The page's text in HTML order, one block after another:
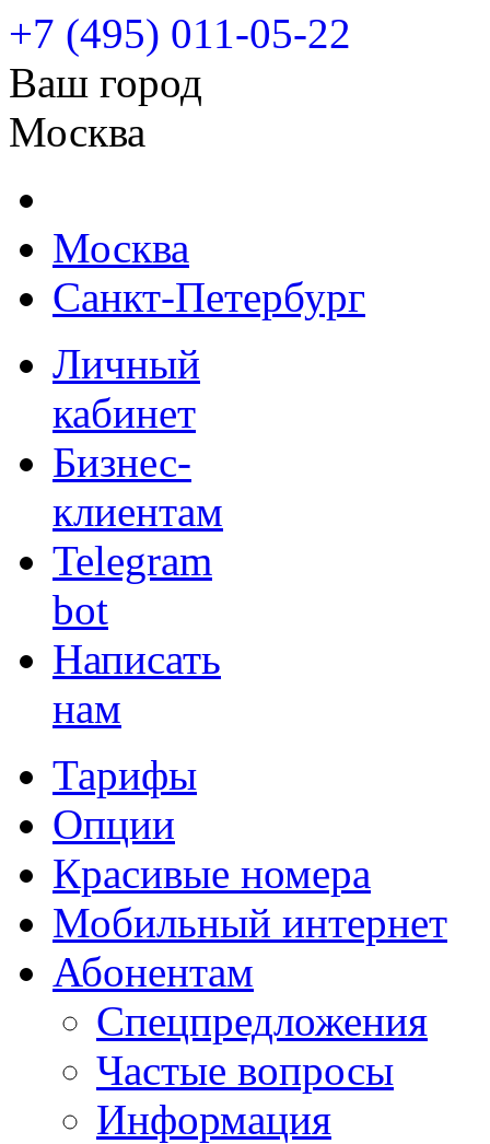
+7 (495) 011-05-22
Ваш город
Москва
Москва
Санкт-Петербург
Личный
кабинет
Бизнес-
клиентам
Telegram
bot
Написать
нам
Тарифы
Опции
Красивые номера
Мобильный интернет
Абонентам
Спецпредложения
Частые вопросы
Информация